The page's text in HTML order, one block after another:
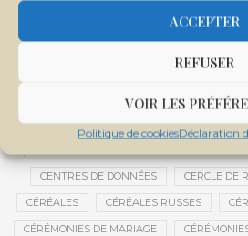
ACCEPTER
REFUSER
VOIR LES
Politique de cookiesDéclaration
CENTRALE SOLAIRE DE SANANKOROBA
CENTRE D'INTELLIGENCE
CENTRE DE SANTÉ COMMUNAUTAIRE
CENTRE INTERNATIONAL DE
CENTRE MALI
CENTRES DE DONNÉES CERCLE DE
CÉRÉALES CÉRÉALES RUSSES
CÉRÉMONIES DE MARIAGE